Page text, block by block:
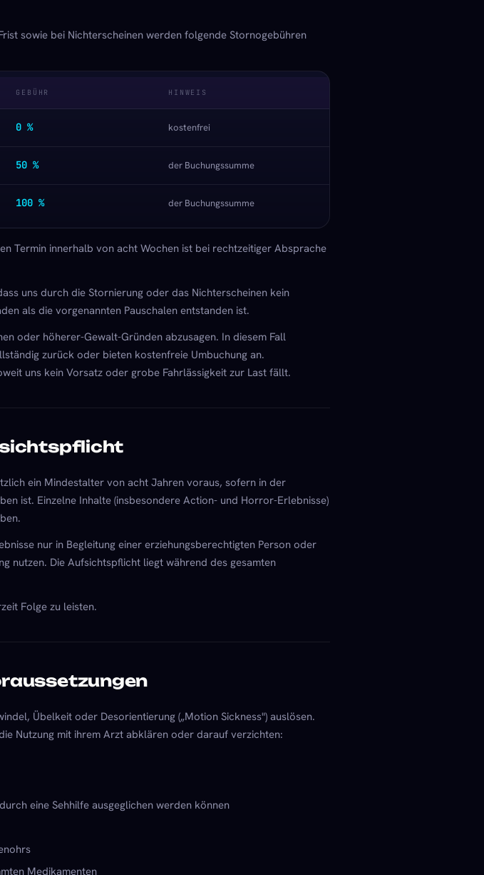
sowie bei Nichterscheinen werden folgende Stornogebühren
GEBÜHR HINWEIS
0 % kostenfrei
50 % der Buchungssumme
100 % der Buchungssumme
Termin innerhalb von acht Wochen ist bei rechtzeitiger Absprache
uns durch die Stornierung oder das Nichterscheinen kein
als die vorgenannten Pauschalen entstanden ist.
oder höherer-Gewalt-Gründen abzusagen. In diesem Fall
zurück oder bieten kostenfreie Umbuchung an.
uns kein Vorsatz oder grobe Fahrlässigkeit zur Last fällt.
ein Mindestalter von acht Jahren voraus, sofern in der
ist. Einzelne Inhalte (insbesondere Action- und Horror-Erlebnisse)
nur in Begleitung einer erziehungsberechtigten Person oder
nutzen. Die Aufsichtspflicht liegt während des gesamten
Folge zu leisten.
Übelkeit oder Desorientierung („Motion Sickness") auslösen.
Nutzung mit ihrem Arzt abklären oder darauf verzichten:
eine Sehhilfe ausgeglichen werden können
Medikamenten